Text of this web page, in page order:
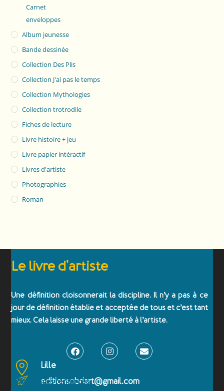
Carnet
enveloppes
Album jeunesse
Bande dessinée
Collection Des Plis
Collection J'ai pas le temps
Collection Mythologies
Collection trotrodile
Fiches de lecture
Livre histoire + jeu
Livre papier intéractif
Livres d'artiste
Photographies
Roman
Le livre d'artiste
Une définition cloisonnerait la discipline. Il n’y a pas à ce
jour de définition établie et acceptée de tous et c’est tant
mieux. Cela laisse une grande liberté à l’artiste.
Lille
editionsobriart@gmail.com
Emballages renforcés